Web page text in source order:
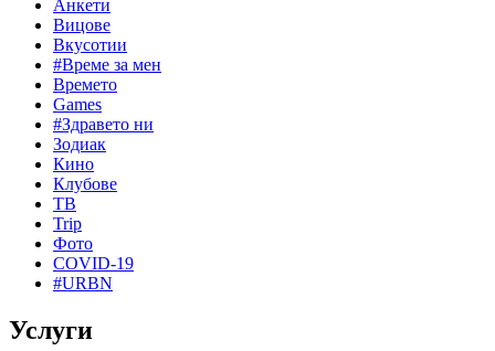
Анкети
Вицове
Вкусотии
#Време за мен
Времето
Games
#Здравето ни
Зодиак
Кино
Клубове
ТВ
Trip
Фото
COVID-19
#URBN
Услуги